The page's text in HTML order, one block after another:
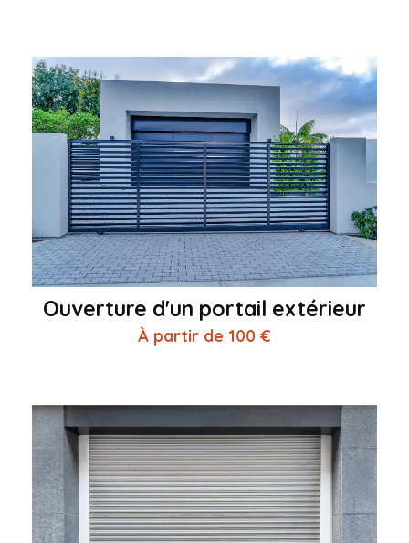
Ouverture d'un portail extérieur
À partir de 100 €